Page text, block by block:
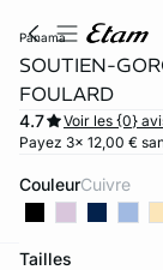
panama
SOUTIEN-
FOULARD
4.7
Voir les {0}
Payez 3x 12,00 €
Couleur cuivre
Tailles